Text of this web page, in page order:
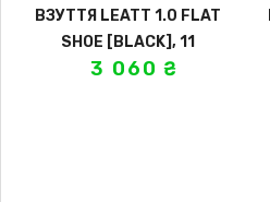
ВЗУТТЯ LEATT 1.0 FLAT
SHOE [BLACK], 11
3 060₴